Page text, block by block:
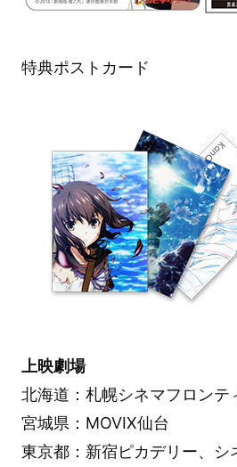
特典ポストカード
上映劇場
北海道：札幌シネマフロンテ
宮城県：MOVIX仙台
東京都：新宿ピカデリー、シ